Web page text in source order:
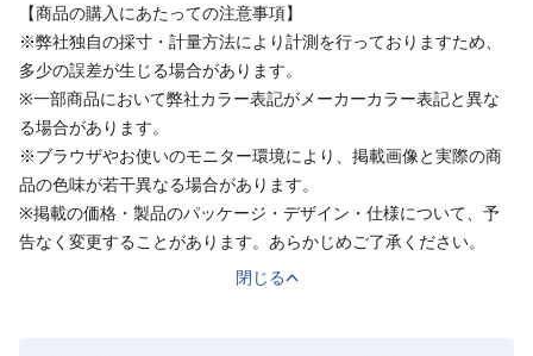
【商品の購入にあたっての注意事項】
※弊社独自の採寸・計量方法により計測を行っておりますため、
多少の誤差が生じる場合があります。
※一部商品において弊社カラー表記がメーカーカラー表記と異な
る場合があります。
※ブラウザやお使いのモニター環境により、掲載画像と実際の商
品の色味が若干異なる場合があります。
※掲載の価格・製品のパッケージ・デザイン・仕様について、予
告なく変更することがあります。あらかじめご了承ください。
閉じる